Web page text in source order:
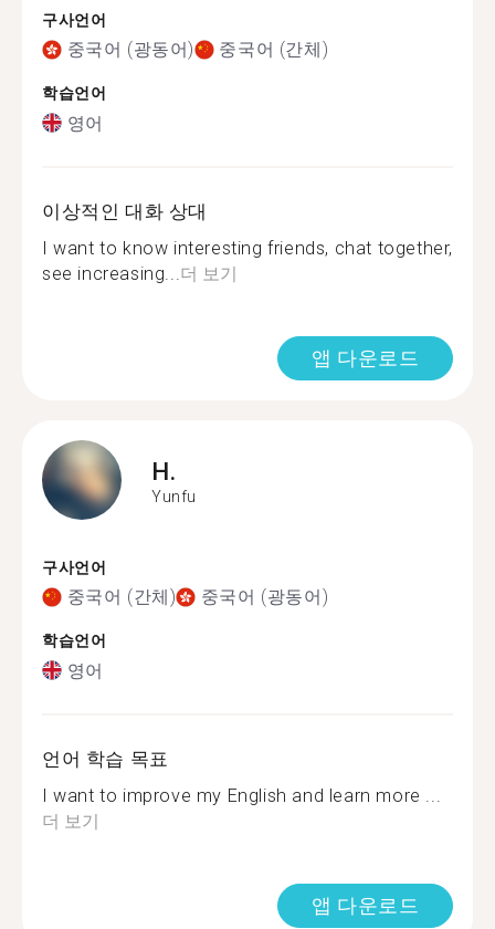
구사언어
중국어 (광동어) 중국어 (간체)
학습언어
영어
이상적인 대화 상대
I want to know interesting friends, chat together,
see increasing... 더 보기
앱 다운로드
H.
Yunfu
구사언어
중국어 (간체) 중국어 (광동어)
학습언어
영어
언어 학습 목표
I want to improve my English and learn more ...
더 보기
앱 다운로드